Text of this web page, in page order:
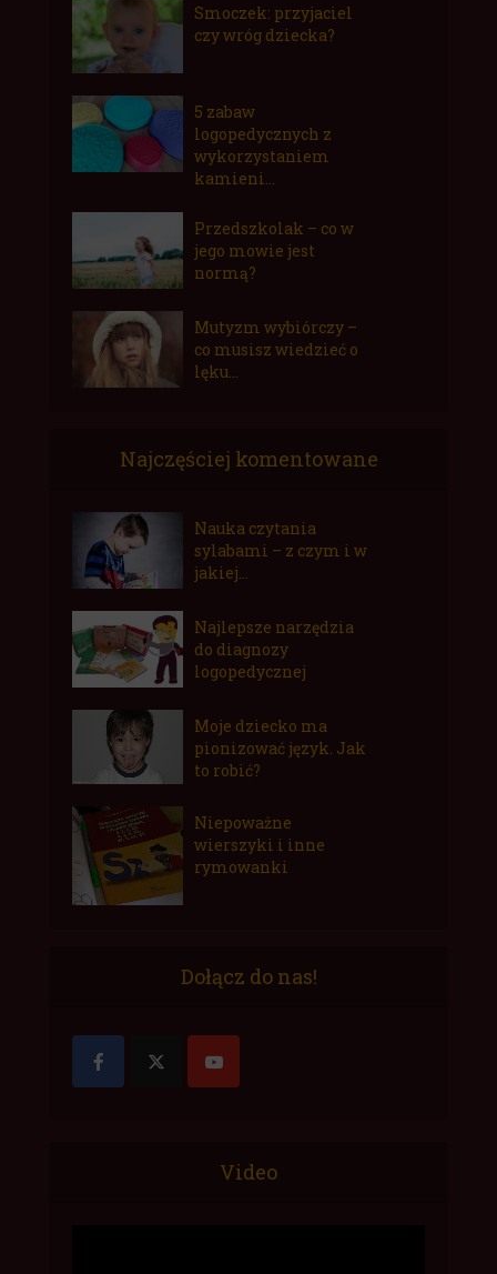
Smoczek: przyjaciel
czy wróg dziecka?
5 zabaw
logopedycznych z
wykorzystaniem
kamieni...
Przedszkolak – co w
jego mowie jest
normą?
Mutyzm wybiórczy –
co musisz wiedzieć o
lęku...
Najczęściej komentowane
Nauka czytania
sylabami – z czym i w
jakiej...
Najlepsze narzędzia
do diagnozy
logopedycznej
Moje dziecko ma
pionizować język. Jak
to robić?
Niepoważne
wierszyki i inne
rymowanki
Dołącz do nas!
Video